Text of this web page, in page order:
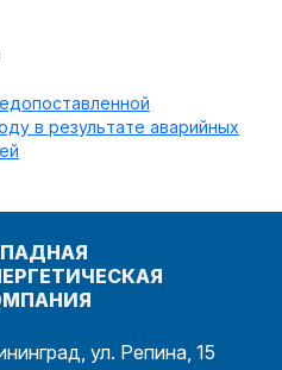
в результате аварийных
ул. Репина, 15